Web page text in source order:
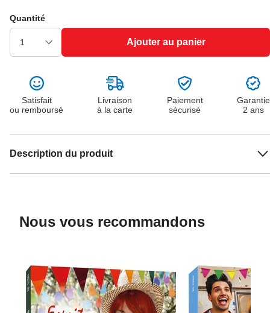
Quantité
Ajouter au panier
Satisfait
ou remboursé
Livraison
à la carte
Paiement
sécurisé
Garantie
2 ans
Description du produit
Nous vous recommandons